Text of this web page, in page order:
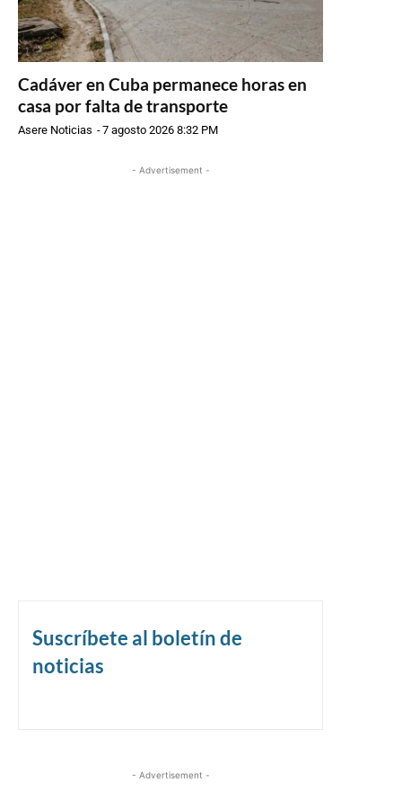
Cadáver en Cuba permanece horas en
casa por falta de transporte
Asere Noticias -7 agosto 2026 8:32 PM
- Advertisement -
Suscríbete al boletín de
noticias
- Advertisement -